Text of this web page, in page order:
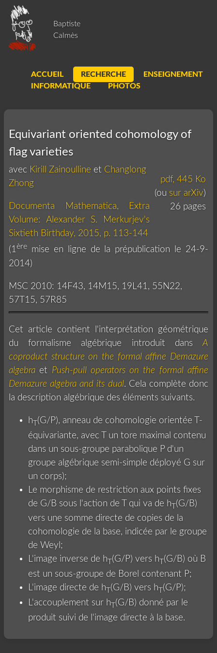
Baptiste
Calmès
ACCUEIL RECHERCHE
ENSEIGNEMENT
INFORMATIQUE
PHOTOS
Equivariant oriented cohomology of
flag varieties
pdf, 445 Ko
(ou sur arXiv)
26 pages
avec Kirill Zainoulline et Changlong
Zhong
Documenta Mathematica, Extra
Volume: Alexander S. Merkurjev's
Sixtieth Birthday, 2015, p. 113-144
(1ère mise en ligne de la prépublication le 24-9-
2014)
MSC 2010: 14F43, 14M15, 19L41, 55N22,
57T15, 57R85
Cet article contient l'interprétation géométrique
du formalisme algébrique introduit dans A
coproduct structure on the formal affine Demazure
algebra et Push-pull operators on the formal affine
Demazure algebra and its dual. Cela complète donc
la description algébrique des éléments suivants.
hT(G/P), anneau de cohomologie orientée T-
équivariante, avec T un tore maximal contenu
dans un sous-groupe parabolique P d'un
groupe algébrique semi-simple déployé G sur
un corps);
Le morphisme de restriction aux points fixes
de G/B sous l'action de T qui va de hT(G/B)
vers une somme directe de copies de la
cohomologie de la base, indicée par le groupe
de Weyl;
L'image inverse de hT(G/P) vers hT(G/B) où B
est un sous-groupe de Borel contenant P;
L'image directe de hT(G/B) vers hT(G/P);
L'accouplement sur hT(G/B) donné par le
produit suivi de l'image directe à la base.